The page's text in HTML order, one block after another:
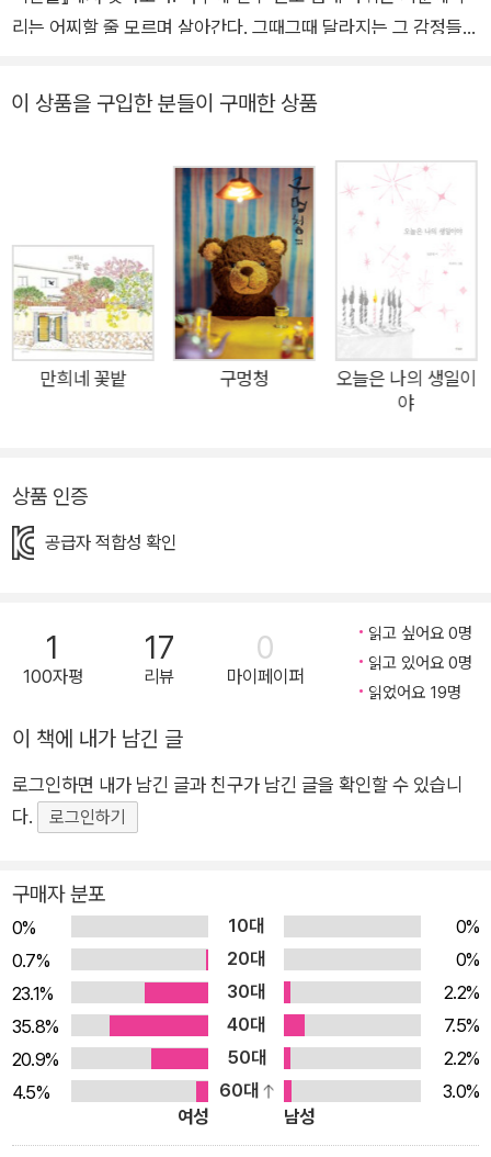
리는 어찌할 줄 모르며 살아간다. 그때그때 달라지는 그 감정들을
조차도 결코 쉽지 않은 일이다. 보물창고 <I LOVE 그림책> 컬렉
이해하기 힘든 아이들에게 다정한 목소리로 말을 건넨다. 네가 느
끼는 여러 감정에 각각 이름을 붙이고, 네 마음의 색깔을 스스로
알아보라고. 그림책 『내 마음의 색깔들』은 한 아이의 마음속에 있
는 다양한 감정을 사랑스러운 이야기와 상상력 넘치는 그림으로
표현하고 있다. 각 책장에 있는 아이의 마음은 하트 모양으로 오
려져 있는데, 책장을 넘기면 그 하트 모양이 점점 더 작아지면서,
무지개 빛깔의 색색 층이 양파처럼 한 겹씩 벗겨지는 것처럼 보인
다. 이는 마치 아이의 마음속 깊은 곳으로 서서히 들어가는 느낌
이 들게 한다. 이 과정을 통해 아이는 용감하고, 화나며, 차분하
안, 그 모양과 색깔은 제각기 다르지만 모두 내가 가진 소중한 마
음이라는 의미를 저절로 깨닫게 된다. 책 속의 아이가 마음속에
다볼 수 있도록 도울 것이다. ▶“기분에 따라 색깔이 변하는 내
마음은 보물 창고 같아.” 오늘, 아이는 마음속에 무엇이 숨어 있는
지 찾아보려고 마음의 문을 활짝 연다. 그런데, 마음속은 그야말
로 뒤죽박죽이다. 기쁨 조각, 눈물방울, 조마조마한 떨림, 그리고
지 색깔로 자꾸 변하는 보물 창고 같다. 아이는 자신의 마음이 노
란 별처럼 반짝반짝 빛날 때 세상 모든 것이 사랑스럽게 보인다고
같고, 엄마와 아빠에게 깜짝 선물을 받았을 때는 가슴이 두근거리
고 기쁘다고 이야기한다. 화가 날 때 자기 마음은 불을 뿜고 있으
며 곧 터지고 말 폭탄 같다고 경고한다. 친구와 싸웠을 때 서로 주
고받은 거친 말들은 마음을 아프게 했는데, 붕대가 감긴 빨간 십
자가 그림은 상처받은 마음을 상징한다. 아이들은 때때로 감정 표
현에 서툴고 스스로도 자기 감정을 잘 이해하지 못한다. 그래서
바로 지금 드는 마음이 어떤 감정인지 알려줄 필요가 있다. 가장
중요한 것은 무지개 빛깔처럼 다채롭고 소중한 자신의 감정을 스
스로 살피고 표현하는 것이다. 이 그림책 『내 마음의 색깔들』은
이 상품을 구입한 분들이 구매한 상품
만희네 꽃밭 구멍청
오늘은 나의 생일이
야
상품 인증
공급자 적합성 확인
1
100자평
17
리뷰
0
마이페이퍼
읽고 싶어요 0명
읽고 있어요 0명
읽었어요 19명
이 책에 내가 남긴 글
로그인하면 내가 남긴 글과 친구가 남긴 글을 확인할 수 있습니
다.
로그인하기
구매자 분포
0% 10대
0%
0.7%
20대
0%
23.1%
30대
2.2%
35.8%
40대
7.5%
20.9%
50대
2.2%
4.5%
60대
3.0%
여성
남성